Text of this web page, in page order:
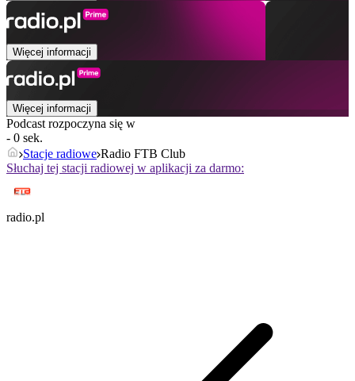
Więcej informacji
Więcej informacji
Podcast rozpoczyna się w
- 0 sek.
Stacje radiowe Radio FTB Club
Słuchaj tej stacji radiowej w aplikacji za darmo:
radio.pl